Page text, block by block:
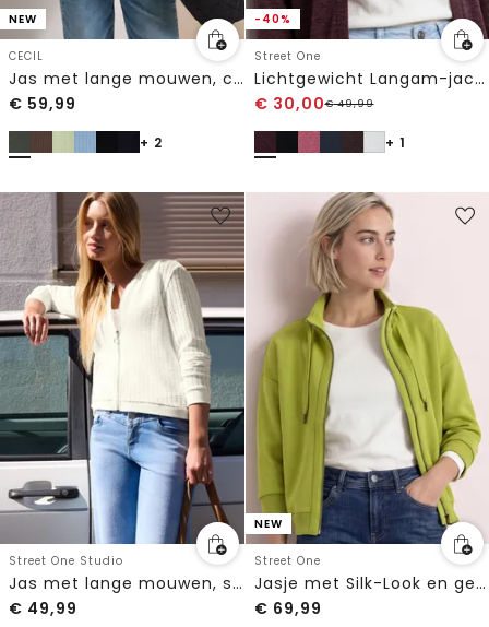
NEW
CECIL
Jas met lange mouwen, capuchon en structuur
€ 59,99
+ 2
-40%
Street One
Lichtgewicht Langam-jack in linnenlook
€ 30,00€49,99
+ 1
Street One Studio
Jas met lange mouwen, structuur en ritssluiting
€ 49,99
NEW
Street One
Jasje met Silk-Look en geribde details
€ 69,99